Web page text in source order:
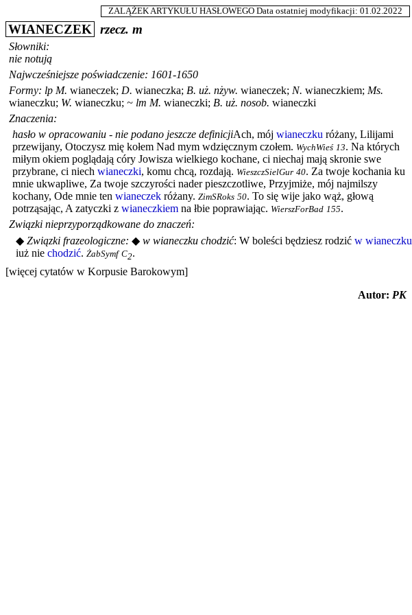
ZALĄŻEK ARTYKUŁU HASŁOWEGO Data ostatniej modyfikacji: 01.02.2022
WIANECZEK rzecz. m
Słowniki:
nie notują
Najwcześniejsze poświadczenie: 1601-1650
Formy: lp M. wianeczek; D. wianeczka; B. uż. nżyw. wianeczek; N. wianeczkiem; Ms.
wianeczku; W. wianeczku; ~ lm M. wianeczki; B. uż. nosob. wianeczki
Znaczenia:
hasło w opracowaniu - nie podano jeszcze definicjiAch, mój wianeczku różany, Lilijami
przewijany, Otoczysz mię kołem Nad mym wdzięcznym czołem. WychWieś 13. Na których
miłym okiem poglądają córy Jowisza wielkiego kochane, ci niechaj mają skronie swe
przybrane, ci niech wianeczki, komu chcą, rozdają. WieszczSielGur 40. Za twoje kochania ku
mnie ukwapliwe, Za twoje szczyrości nader pieszczotliwe, Przyjmiże, mój najmilszy
kochany, Ode mnie ten wianeczek różany. ZimSRoks 50. To się wije jako wąż, głową
potrząsając, A zatyczki z wianeczkiem na łbie poprawiając. WierszForBad 155.
Związki nieprzyporządkowane do znaczeń:
◆ Związki frazeologiczne: ◆ w wianeczku chodzić: W boleści będziesz rodzić w wianeczku
iuż nie chodzić. ŻabSymf C2.
[więcej cytatów w Korpusie Barokowym]
Autor: PK